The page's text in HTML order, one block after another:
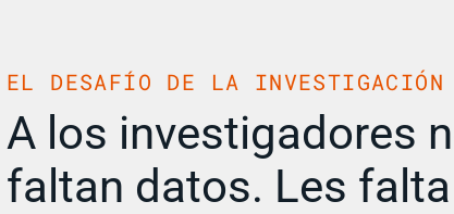
EL DESAFÍO DE LA INVESTIGACIÓN
A los investigadores
faltan datos. Les